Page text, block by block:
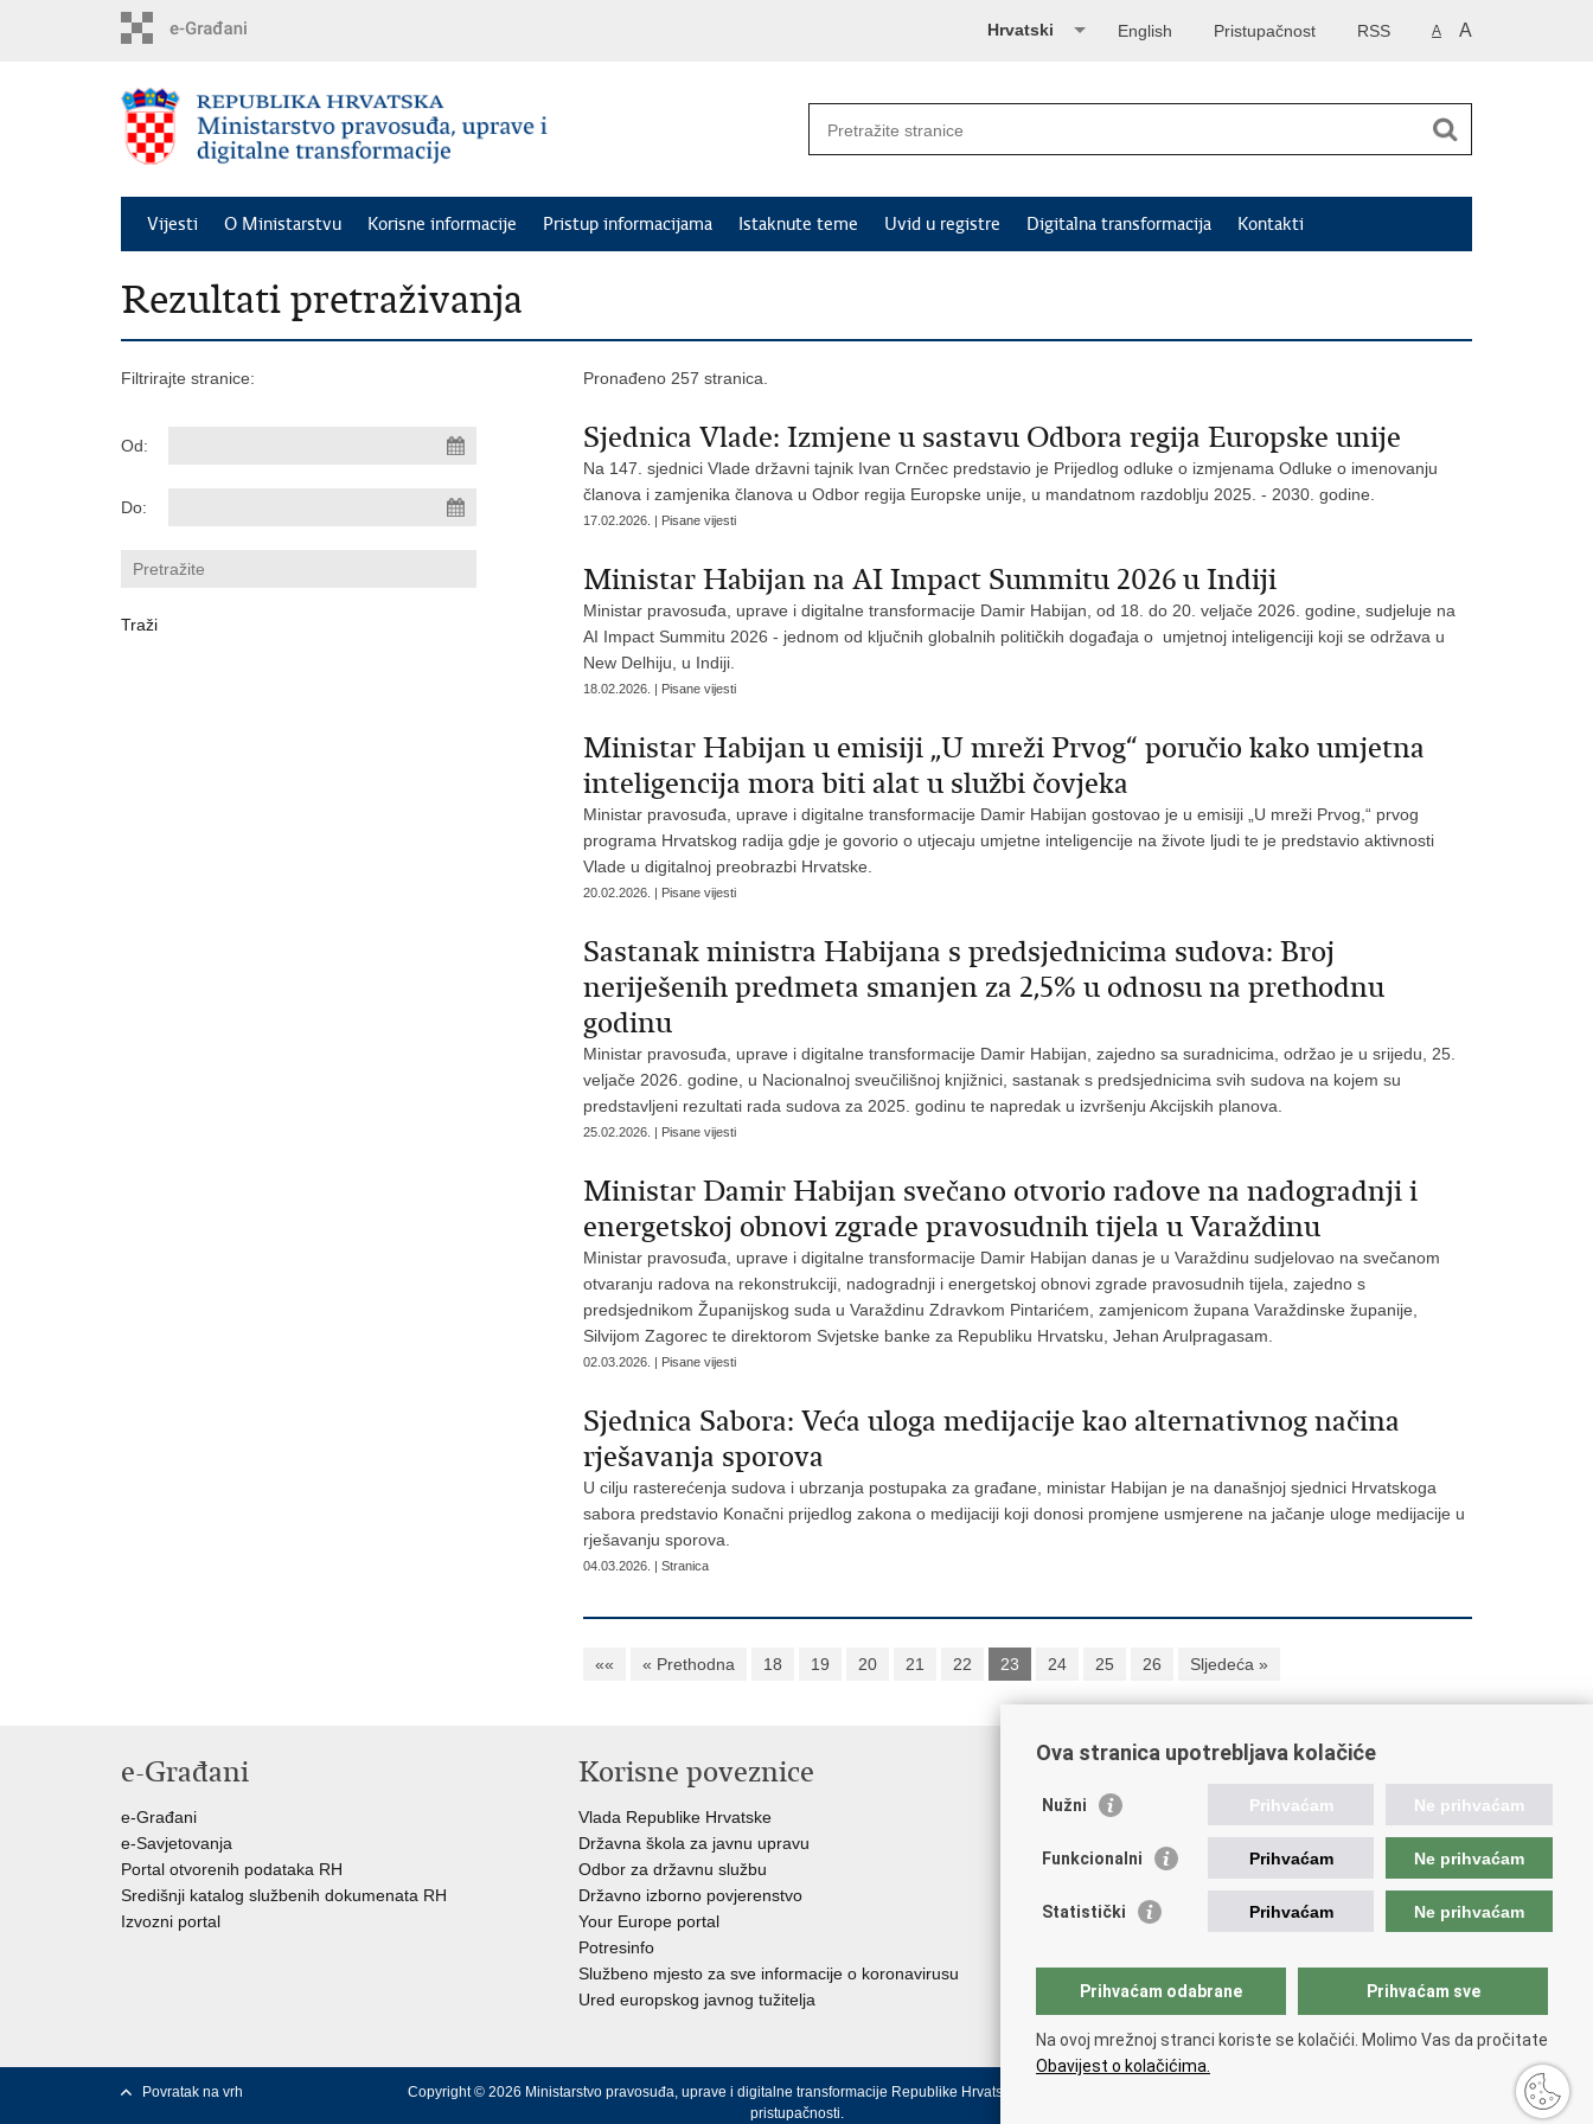
A A
RSS
Pristupačnost
English
Hrvatski
Vijesti O Ministarstvu Korisne informacije Pristup informacijama Istaknute teme Uvid u registre Digitalna transformacija Kontakti
Rezultati pretraživanja
Filtrirajte stranice:
Od:
Do:
Pronađeno 257 stranica.
Sjednica Vlade: Izmjene u sastavu Odbora regija Europske unije
Na 147. sjednici Vlade državni tajnik Ivan Crnčec predstavio je Prijedlog odluke o izmjenama Odluke o imenovanju
članova i zamjenika članova u Odbor regija Europske unije, u mandatnom razdoblju 2025. - 2030. godine.
17.02.2026. | Pisane vijesti
Ministar Habijan na AI Impact Summitu 2026 u Indiji
Ministar pravosuđa, uprave i digitalne transformacije Damir Habijan, od 18. do 20. veljače 2026. godine, sudjeluje na
AI Impact Summitu 2026 - jednom od ključnih globalnih političkih događaja o umjetnoj inteligenciji koji se održava u
New Delhiju, u Indiji.
18.02.2026. | Pisane vijesti
Ministar Habijan u emisiji „U mreži Prvog“ poručio kako umjetna
inteligencija mora biti alat u službi čovjeka
Ministar pravosuđa, uprave i digitalne transformacije Damir Habijan gostovao je u emisiji „U mreži Prvog,“ prvog
programa Hrvatskog radija gdje je govorio o utjecaju umjetne inteligencije na živote ljudi te je predstavio aktivnosti
Vlade u digitalnoj preobrazbi Hrvatske.
20.02.2026. | Pisane vijesti
Sastanak ministra Habijana s predsjednicima sudova: Broj
neriješenih predmeta smanjen za 2,5% u odnosu na prethodnu
godinu
Ministar pravosuđa, uprave i digitalne transformacije Damir Habijan, zajedno sa suradnicima, održao je u srijedu, 25.
veljače 2026. godine, u Nacionalnoj sveučilišnoj knjižnici, sastanak s predsjednicima svih sudova na kojem su
predstavljeni rezultati rada sudova za 2025. godinu te napredak u izvršenju Akcijskih planova.
25.02.2026. | Pisane vijesti
Ministar Damir Habijan svečano otvorio radove na nadogradnji i
energetskoj obnovi zgrade pravosudnih tijela u Varaždinu
Ministar pravosuđa, uprave i digitalne transformacije Damir Habijan danas je u Varaždinu sudjelovao na svečanom
otvaranju radova na rekonstrukciji, nadogradnji i energetskoj obnovi zgrade pravosudnih tijela, zajedno s
predsjednikom Županijskog suda u Varaždinu Zdravkom Pintarićem, zamjenicom župana Varaždinske županije,
Silvijom Zagorec te direktorom Svjetske banke za Republiku Hrvatsku, Jehan Arulpragasam.
02.03.2026. | Pisane vijesti
Sjednica Sabora: Veća uloga medijacije kao alternativnog načina
rješavanja sporova
U cilju rasterećenja sudova i ubrzanja postupaka za građane, ministar Habijan je na današnjoj sjednici Hrvatskoga
sabora predstavio Konačni prijedlog zakona o medijaciji koji donosi promjene usmjerene na jačanje uloge medijacije u
rješavanju sporova.
04.03.2026. | Stranica
«« « Prethodna 18 19 20 21 22 23 24 25 26 Sljedeća »
e-Građani
e-Građani
e-Savjetovanja
Portal otvorenih podataka RH
Središnji katalog službenih dokumenata RH
Izvozni portal
Korisne poveznice
Vlada Republike Hrvatske
Državna škola za javnu upravu
Odbor za državnu službu
Državno izborno povjerenstvo
Your Europe portal
Potresinfo
Službeno mjesto za sve informacije o koronavirusu
Ured europskog javnog tužitelja
Poveznice pravosudnog sustava
Portal sudova
Državno odvjetništvo
Ured za suzbijanje korupcije i organiziranog kriminaliteta
Državnoodvjetničko vijeće
Hrvatska odvjetnička komora
Hrvatska javnobilježnička komora
Povratak na vrh Copyright © 2026 Ministarstvo pravosuđa, uprave i digitalne transformacije Republike Hrvatske.
pristupačnosti.
Ova stranica upotrebljava kolačiće
Nužni Prihvaćam Ne prihvaćam
Funkcionalni Prihvaćam Ne prihvaćam
Statistički Prihvaćam Ne prihvaćam
Prihvaćam odabrane Prihvaćam sve
Na ovoj mrežnoj stranci koriste se kolačići. Molimo Vas da pročitate
Obavijest o kolačićima.